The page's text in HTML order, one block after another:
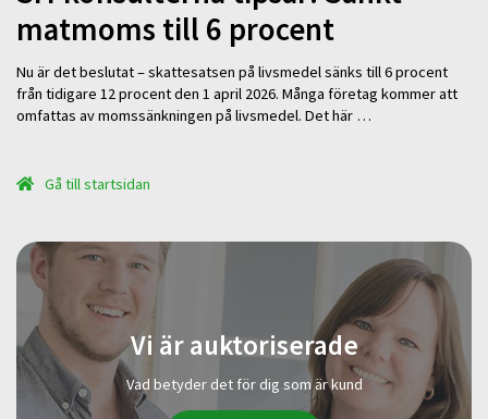
matmoms till 6 procent
Nu är det beslutat – skattesatsen på livsmedel sänks till 6 procent
från tidigare 12 procent den 1 april 2026. Många företag kommer att
omfattas av momssänkningen på livsmedel. Det här …
Gå till startsidan
Vi är auktoriserade
Vad betyder det för dig som är kund